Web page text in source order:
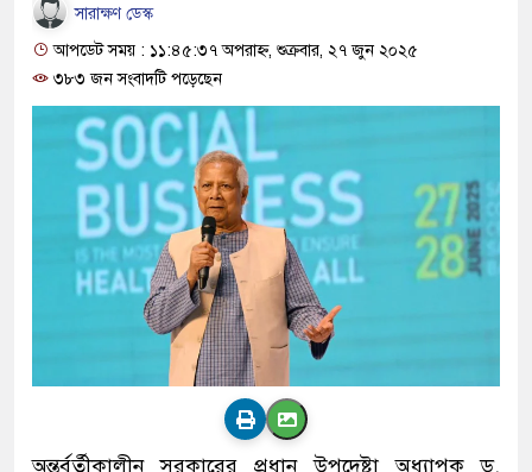
সারাক্ষণ ডেস্ক
আপডেট সময় : ১১:৪৫:৩৭ অপরাহ্ন, শুক্রবার, ২৭ জুন ২০২৫
৩৮৩ জন সংবাদটি পড়েছেন
অন্তর্বর্তীকালীন সরকারের প্রধান উপদেষ্টা অধ্যাপক ড.